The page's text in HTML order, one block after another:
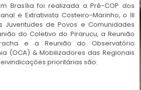
Brasília foi realizada a Pré-COP dos
e Extrativista Costeiro-Marinho, o III
Juventudes de Povos e Comunidades
do Coletivo do Pirarucu, a Reunião
e a Reunião do Observatório
(OCA) & Mobilizadores das Regionais
prioritárias são: